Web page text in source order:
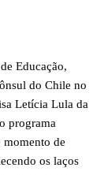
Educação,
do Chile no
Letícia Lula da
programa
de
os laços